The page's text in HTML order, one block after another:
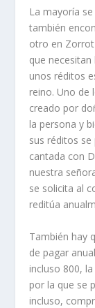
La mayoría
también
otro en
que
unos réditos
reino. Uno de
creado por
la persona y
sus réditos se
cantada con
nuestra
se solicita al
reditúa
También hay
de pagar
incluso 800,
por la que se
incluso,